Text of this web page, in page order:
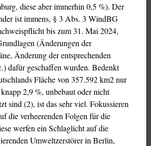
diese aber immerhin 0,5 %). Der
ist immens, § 3 Abs. 3 WindBG
bis zum 31. Mai 2024,
(Änderungen der
Änderung der entsprechenden
dafür geschaffen wurden. Bedenkt
Fläche von 357.592 km2 nur
2,9 %, unbebaut oder nicht
sind (2), ist das sehr viel. Fokussieren
die verheerenden Folgen für die
werfen ein Schlaglicht auf die
Umweltzerstörer in Berlin,